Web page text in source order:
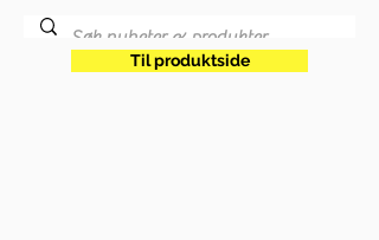
Til produktside